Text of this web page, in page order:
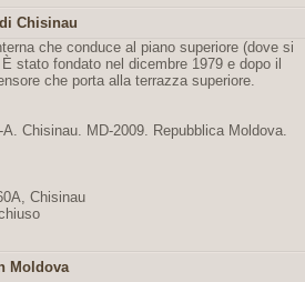
Chisinau
che conduce al piano superiore (dove si
stato fondato nel dicembre 1979 e dopo il
che porta alla terrazza superiore.
Chisinau. MD-2009. Repubblica Moldova.
Chisinau
Moldova